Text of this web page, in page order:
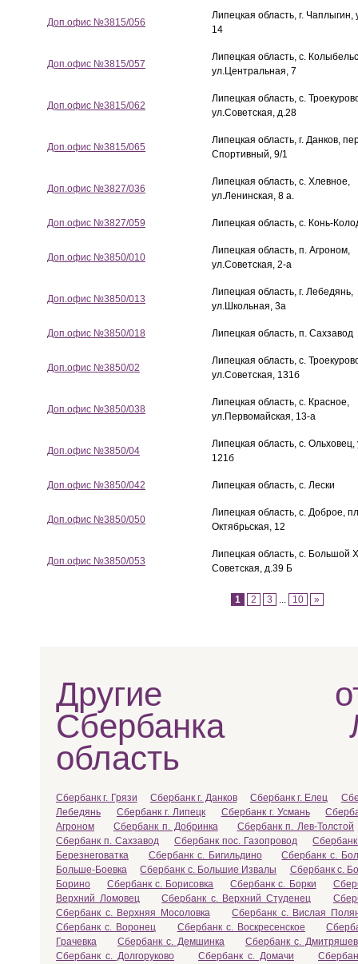
Доп.офис №3815/056
Липецкая область, г. Чаплыгин,
14
Доп.офис №3815/057
Липецкая область, с.
ул.Центральная, 7
Доп.офис №3815/062
Липецкая область, с.
ул.Советская, д.28
Доп.офис №3815/065
Липецкая область, г. Данков,
Спортивный, 9/1
Доп.офис №3827/036
Липецкая область, с. Хлевное,
ул.Ленинская, 8 а.
Доп.офис №3827/059 Липецкая область, с. Конь-
Доп.офис №3850/010
Липецкая область, п. Агроном,
ул.Советская, 2-а
Доп.офис №3850/013
Липецкая область, г. Лебедянь,
ул.Школьная, 3а
Доп.офис №3850/018 Липецкая область, п. Сахзавод
Доп.офис №3850/02
Липецкая область, с.
ул.Советская, 131б
Доп.офис №3850/038
Липецкая область, с. Красное,
ул.Первомайская, 13-а
Доп.офис №3850/04
Липецкая область, с.
121б
Доп.офис №3850/042 Липецкая область, с. Лески
Доп.офис №3850/050
Липецкая область, с. Доброе,
Октябрьская, 12
Доп.офис №3850/053
Липецкая область, с. Большой
Советская, д.39 Б
1 2 3 ... 10 »
Другие
Сбербанка
область
Сбербанк г. Грязи Сбербанк г. Данков Сбербанк г. Елец
Лебедянь
Сбербанк г. Липецк Сбербанк г. Усмань
Агроном
Сбербанк п. Добринка
Сбербанк п. Лев-Толстой
Сбербанк п. Сахзавод
Сбербанк пос. Газопровод
Березнеговатка
Сбербанк с. Бигильдино
Сбербанк с.
Больше-Боевка
Сбербанк с. Большие Извалы
Сбербанк с.
Борино
Сбербанк с. Борисовка Сбербанк с. Борки
Верхний Ломовец
Сбербанк с. Верхний Студенец
Сбербанк с. Верхняя Мосоловка
Сбербанк с. Вислая
Сбербанк с. Воронец
Сбербанк с. Воскресенское
Грачевка
Сбербанк с. Демшинка
Сбербанк с.
Сбербанк с. Долгоруково
Сбербанк с. Домачи